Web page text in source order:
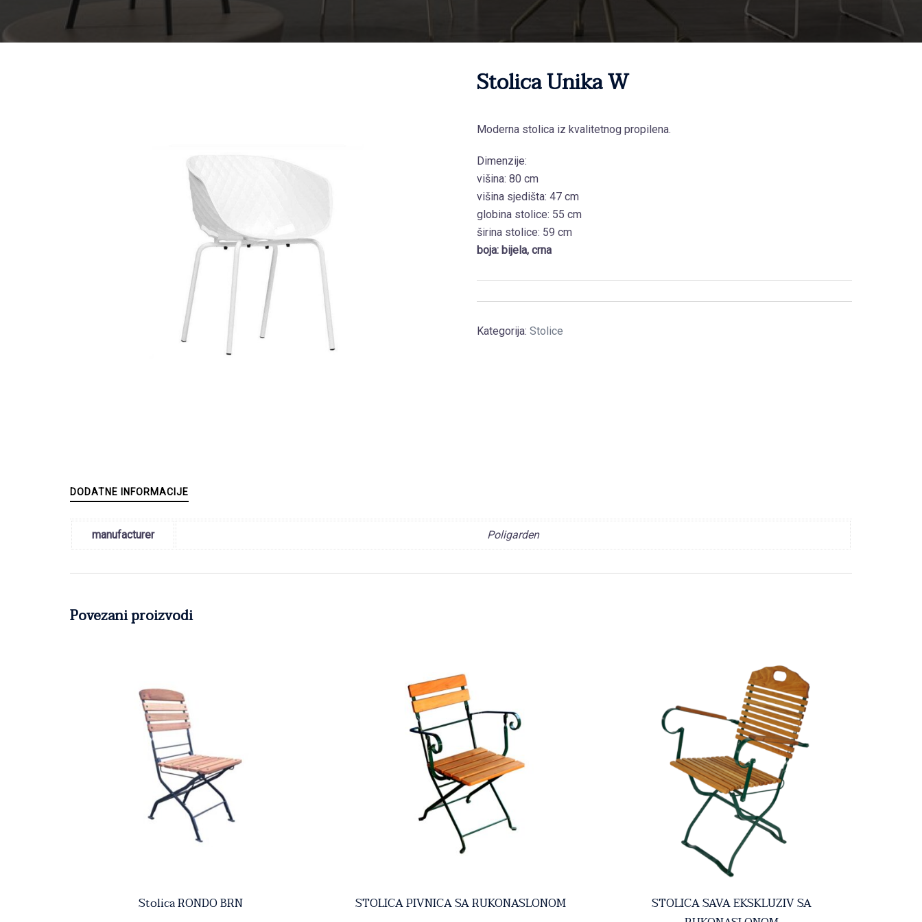
Stolica Unika W
Moderna stolica iz kvalitetnog propilena.
Dimenzije:
višina: 80 cm
višina sjedišta: 47 cm
globina stolice: 55 cm
širina stolice: 59 cm
boja: bijela, crna
Kategorija: Stolice
DODATNE INFORMACIJE
manufacturer Poligarden
Povezani proizvodi
Stolica RONDO BRN STOLICA PIVNICA SA RUKONASLONOM
STOLICA SAVA EKSKLUZIV SA